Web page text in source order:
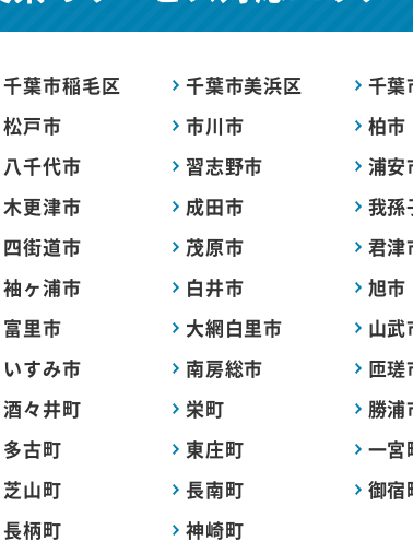
千葉市稲毛区 千葉市美浜区
千葉
松戸市 市川市
柏市
八千代市 習志野市
浦安
木更津市 成田市
我孫
四街道市 茂原市
君津
袖ヶ浦市 白井市
旭市
富里市 大網白里市
山武
いすみ市 南房総市
匝瑳
酒々井町 栄町
勝浦
多古町 東庄町
一宮
芝山町 長南町
御宿
長柄町 神崎町